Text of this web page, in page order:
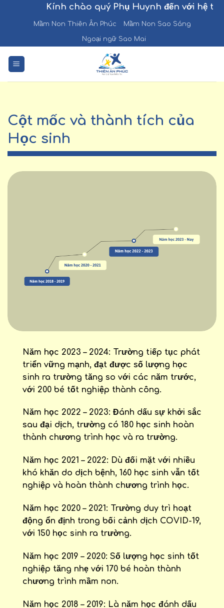
Kính chào quý Phụ Huynh đến với hệ
Mầm Non Thiên Ân Phúc Mầm Non Sao Sáng
Ngoại ngữ Sao Mai
Cột mốc và thành tích của
Học sinh
Năm học 2023 – 2024: Trường tiếp tục phát
triển vững mạnh, đạt được số lượng học
sinh ra trường tăng so với các năm trước,
với 200 bé tốt nghiệp thành công.
Năm học 2022 – 2023: Đánh dấu sự khởi sắc
sau đại dịch, trường có 180 học sinh hoàn
thành chương trình học và ra trường.
Năm học 2021 – 2022: Dù đối mặt với nhiều
khó khăn do dịch bệnh, 160 học sinh vẫn tốt
nghiệp và hoàn thành chương trình học.
Năm học 2020 – 2021: Trường duy trì hoạt
động ổn định trong bối cảnh dịch COVID-19,
với 150 học sinh ra trường.
Năm học 2019 – 2020: Số lượng học sinh tốt
nghiệp tăng nhẹ với 170 bé hoàn thành
chương trình mầm non.
Năm học 2018 – 2019: Là năm học đánh dấu